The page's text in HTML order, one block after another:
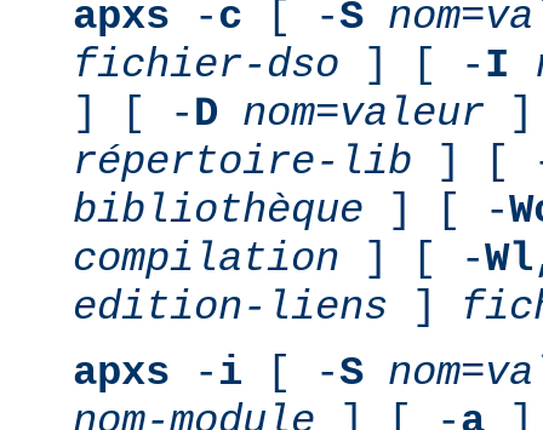
apxs -c [ -S nom=
fichier-dso ] [ -I
] [ -D nom=valeur ]
répertoire-lib ] [
bibliothèque ] [ -
compilation ] [ -
edition-liens ]
apxs -i [ -S nom=